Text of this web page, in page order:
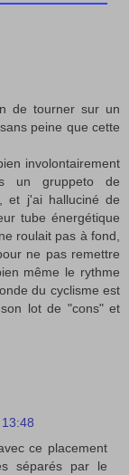
de tourner sur un
peine que cette
involontairement
un gruppeto de
et j'ai halluciné de
tube énergétique
roulait pas à fond,
ne pas remettre
même le rythme
du cyclisme est
lot de "cons" et
ce placement
séparés par le